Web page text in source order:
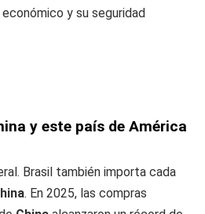
y su seguridad
y este país de América
Brasil también importa cada
. En 2025, las compras